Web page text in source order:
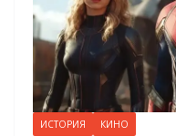
ИСТОРИЯ КИНО